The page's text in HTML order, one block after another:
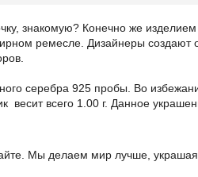
знакомую? Конечно же изделием
ремесле. Дизайнеры создают
серебра 925 пробы. Во
всего 1.00 г. Данное
Мы делаем мир лучше,